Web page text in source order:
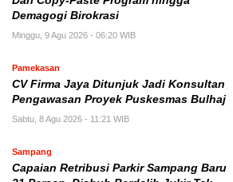
Demagogi Birokrasi
Minggu, 9 Agu 2026 - 06:20 WIB
Pamekasan
CV Firma Jaya Ditunjuk Jadi Konsultan
Pengawasan Proyek Puskesmas Bulhaj
Sabtu, 8 Agu 2026 - 11:21 WIB
Sampang
Capaian Retribusi Parkir Sampang Baru